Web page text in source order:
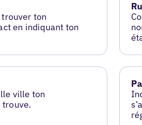
ton
en indiquant ton
ville ton